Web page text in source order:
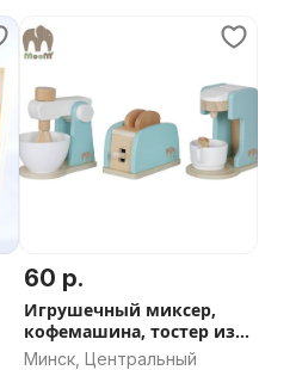
60 р.
Игрушечный миксер,
кофемашина, тостер из
дерева
Минск, Центральный